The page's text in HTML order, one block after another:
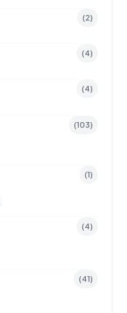
(2)
(4)
(4)
(103)
(1)
(4)
(41)